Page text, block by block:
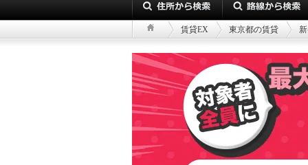
賃貸EX 東京都の賃貸